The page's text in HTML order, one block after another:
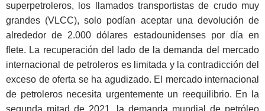
superpetroleros, los llamados transportistas de crudo muy
grandes (VLCC), solo podían aceptar una devolución de
alrededor de 2.000 dólares estadounidenses por día en
flete. La recuperación del lado de la demanda del mercado
internacional de petroleros es limitada y la contradicción del
exceso de oferta se ha agudizado. El mercado internacional
de petroleros necesita urgentemente un reequilibrio. En la